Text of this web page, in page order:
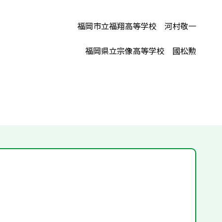
福岡市立福翔高等学校 河村敬一
福岡県立宗像高等学校 國松勲